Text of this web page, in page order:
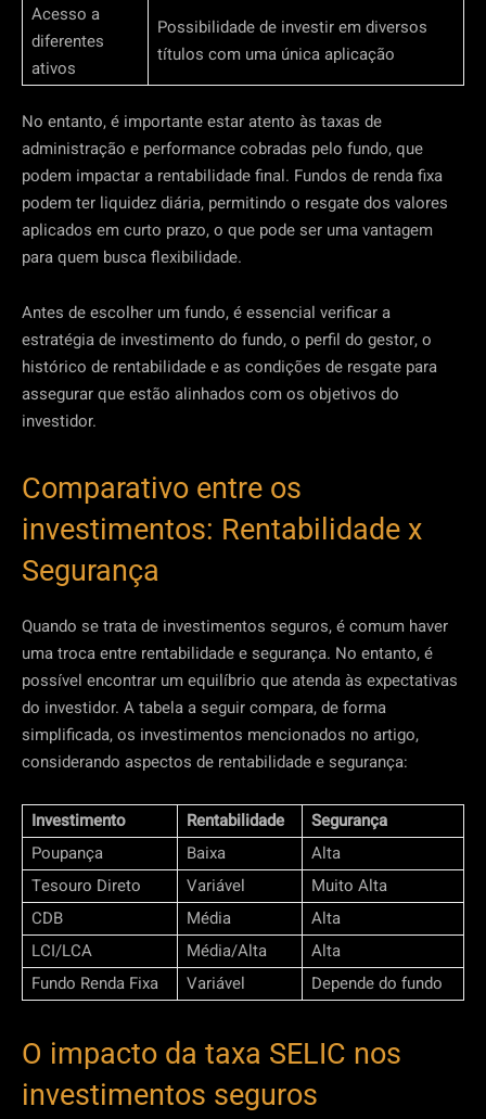
Acesso a
diferentes
ativos
Possibilidade de investir em diversos
títulos com uma única aplicação
No entanto, é importante estar atento às taxas de
administração e performance cobradas pelo fundo, que
podem impactar a rentabilidade final. Fundos de renda fixa
podem ter liquidez diária, permitindo o resgate dos valores
aplicados em curto prazo, o que pode ser uma vantagem
para quem busca flexibilidade.
Antes de escolher um fundo, é essencial verificar a
estratégia de investimento do fundo, o perfil do gestor, o
histórico de rentabilidade e as condições de resgate para
assegurar que estão alinhados com os objetivos do
investidor.
Comparativo entre os
investimentos: Rentabilidade x
Segurança
Quando se trata de investimentos seguros, é comum haver
uma troca entre rentabilidade e segurança. No entanto, é
possível encontrar um equilíbrio que atenda às expectativas
do investidor. A tabela a seguir compara, de forma
simplificada, os investimentos mencionados no artigo,
considerando aspectos de rentabilidade e segurança:
Investimento Rentabilidade
Segurança
Poupança
Baixa
Alta
Tesouro Direto
Variável
Muito Alta
CDB
Média
Alta
LCI/LCA
Média/Alta
Alta
Fundo Renda Fixa
Variável Depende do fundo
O impacto da taxa SELIC nos
investimentos seguros